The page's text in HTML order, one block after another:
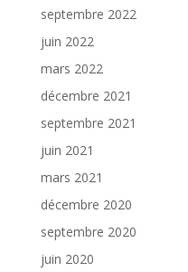
septembre 2022
juin 2022
mars 2022
décembre 2021
septembre 2021
juin 2021
mars 2021
décembre 2020
septembre 2020
juin 2020